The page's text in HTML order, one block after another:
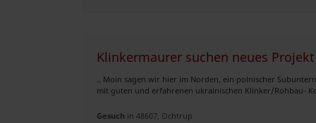
Klinkermaurer suchen neues
.. Moin sagen wir hier im Norden, ein polnischer
mit guten und erfahrenen ukrainischen Klinker/Rohbau-
Gesuch in 48607, Ochtrup